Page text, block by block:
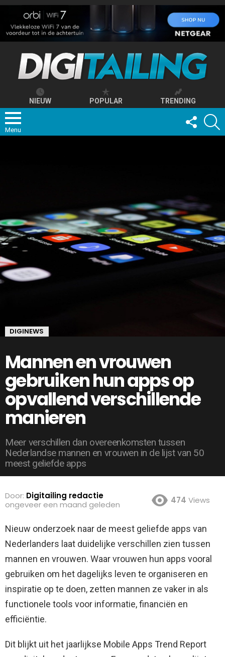
NIEUW POPULAR TRENDING
Menu
FOLLOW
US
DIGINEWS
Mannen en vrouwen
gebruiken hun apps op
opvallend verschillende
manieren
Meer verschillen dan overeenkomsten tussen
Nederlandse mannen en vrouwen in de lijst van 50
meest geliefde apps
Door: Digitailing redactie
ongeveer een maand geleden
474 Views
Nieuw onderzoek naar de meest geliefde apps van
Nederlanders laat duidelijke verschillen zien tussen
mannen en vrouwen. Waar vrouwen hun apps vooral
gebruiken om het dagelijks leven te organiseren en
inspiratie op te doen, zetten mannen ze vaker in als
functionele tools voor informatie, financiën en
efficiëntie.
Dit blijkt uit het jaarlijkse Mobile Apps Trend Report